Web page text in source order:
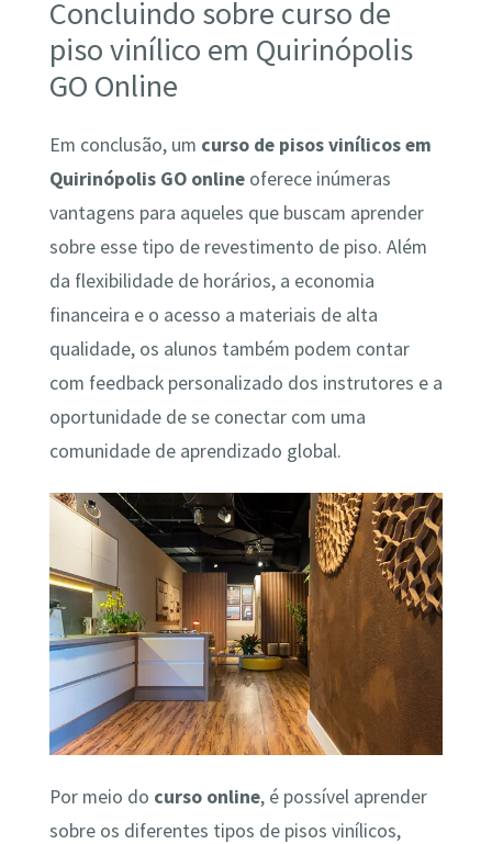
Concluindo sobre curso de
piso vinílico em Quirinópolis
GO Online
Em conclusão, um curso de pisos vinílicos em
Quirinópolis GO onlineoferece inúmeras
vantagens para aqueles que buscam aprender
sobre esse tipo de revestimento de piso. Além
da flexibilidade de horários, a economia
financeira e o acesso a materiais de alta
qualidade, os alunos também podem contar
com feedback personalizado dos instrutores e a
oportunidade de se conectar com uma
comunidade de aprendizado global.
Por meio do curso online, é possível aprender
sobre os diferentes tipos de pisos vinílicos,